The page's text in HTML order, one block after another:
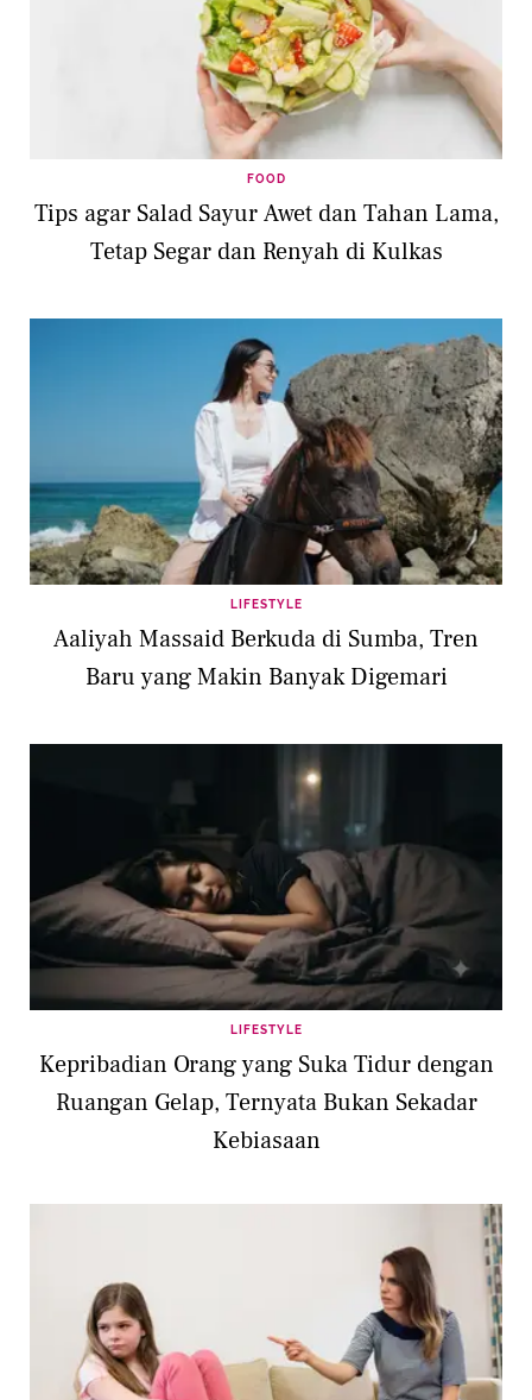
FOOD
Tips agar Salad Sayur Awet dan Tahan Lama,
Tetap Segar dan Renyah di Kulkas
LIFESTYLE
Aaliyah Massaid Berkuda di Sumba, Tren
Baru yang Makin Banyak Digemari
LIFESTYLE
Kepribadian Orang yang Suka Tidur dengan
Ruangan Gelap, Ternyata Bukan Sekadar
Kebiasaan